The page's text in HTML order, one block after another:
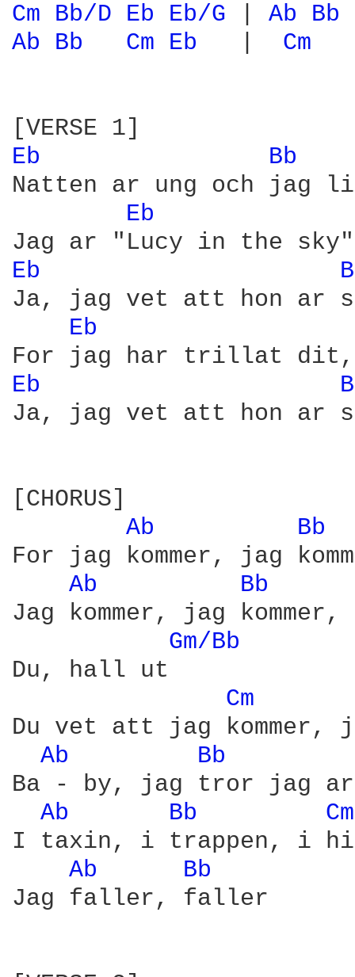
Cm Bb/D Eb Eb/G Ab Bb
Ab Bb Cm Eb Cm
Eb
Bb
Natten ar ung och jag
Eb
Eb
Ja, jag vet att hon ar
Eb
Eb
Ja, jag vet att hon ar
[CHORUS]
Ab
Bb
For jag kommer, jag
Ab
Bb
Jag kommer, jag
Gm/Bb
Du, hall ut
Cm
Du vet att jag kommer,
Ab
Bb
Ba - by, jag tror jag
Ab
Bb
I taxin, i trappen, i
Ab
Bb
Jag faller, faller